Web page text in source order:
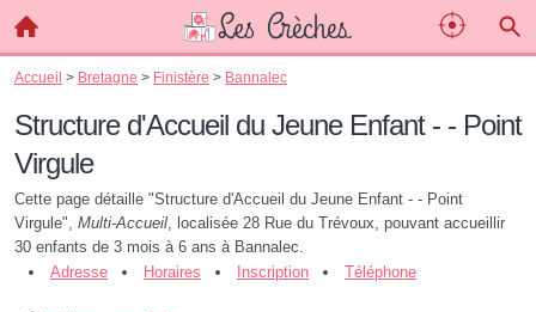
Accueil > Bretagne > Finistère > Bannalec
Structure d'Accueil du Jeune Enfant - - Point
Virgule
Cette page détaille "Structure d'Accueil du Jeune Enfant - - Point
Virgule", Multi-Accueil, localisée 28 Rue du Trévoux, pouvant accueillir
30 enfants de 3 mois à 6 ans à Bannalec.
Adresse
Horaires Inscription Téléphone